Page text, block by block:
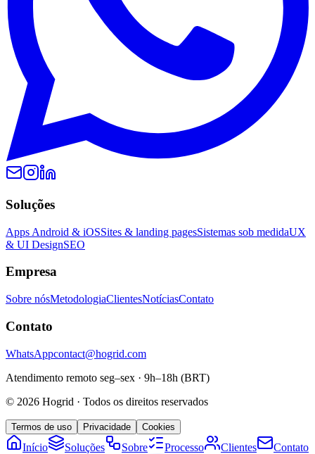
Soluções
Apps Android & iOSSites & landing pagesSistemas sob medidaUX
& UI DesignSEO
Empresa
Sobre nósMetodologiaClientesNotíciasContato
Contato
WhatsAppcontact@hogrid.com
Atendimento remoto seg–sex · 9h–18h (BRT)
© 2026 Hogrid · Todos os direitos reservados
Termos de uso Privacidade Cookies
Início Soluções Sobre Processo Clientes Contato